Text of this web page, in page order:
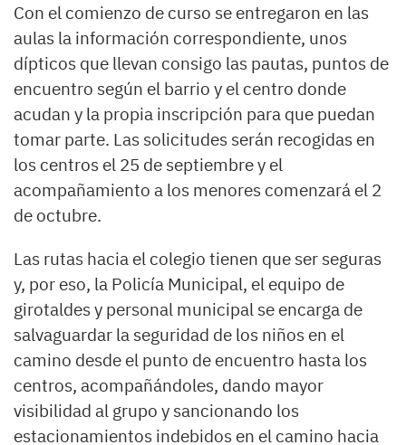
Con el comienzo de curso se entregaron en las
aulas la información correspondiente, unos
dípticos que llevan consigo las pautas, puntos de
encuentro según el barrio y el centro donde
acudan y la propia inscripción para que puedan
tomar parte. Las solicitudes serán recogidas en
los centros el 25 de septiembre y el
acompañamiento a los menores comenzará el 2
de octubre.
Las rutas hacia el colegio tienen que ser seguras
y, por eso, la Policía Municipal, el equipo de
girotaldes y personal municipal se encarga de
salvaguardar la seguridad de los niños en el
camino desde el punto de encuentro hasta los
centros, acompañándoles, dando mayor
visibilidad al grupo y sancionando los
estacionamientos indebidos en el camino hacia